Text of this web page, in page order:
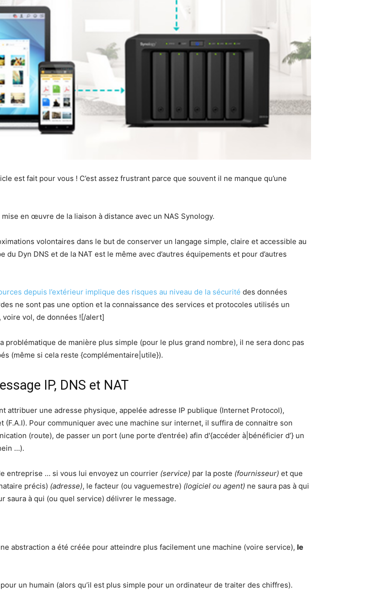
est fait pour vous ! C’est assez frustrant parce que souvent il ne manque qu’une
en œuvre de la liaison à distance avec un NAS Synology.
volontaires dans le but de conserver un langage simple, claire et accessible au
Dyn DNS et de la NAT est le même avec d’autres équipements et pour d’autres
depuis l’extérieur implique des risques au niveau de la sécurité des données
ne sont pas une option et la connaissance des services et protocoles utilisés un
voire vol, de données ![/alert]
problématique de manière plus simple (pour le plus grand nombre), il ne sera donc pas
(même si cela reste {complémentaire|utile}).
IP, DNS et NAT
attribuer une adresse physique, appelée adresse IP publique (Internet Protocol),
(F.A.I). Pour communiquer avec une machine sur internet, il suffira de connaitre son
(route), de passer un port (une porte d’entrée) afin d'{accéder à|bénéficier d’} un
…).
entreprise … si vous lui envoyez un courrier (service) par la poste (fournisseur) et que
précis) (adresse), le facteur (ou vaguemestre) (logiciel ou agent) ne saura pas à qui
à qui (ou quel service) délivrer le message.
abstraction a été créée pour atteindre plus facilement une machine (voire service), le
un humain (alors qu’il est plus simple pour un ordinateur de traiter des chiffres).